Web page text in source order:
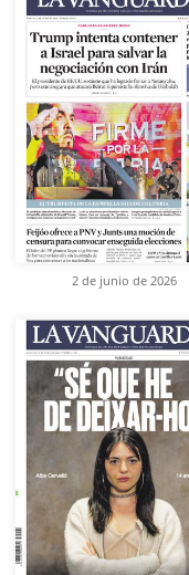
2 de junio de 2026